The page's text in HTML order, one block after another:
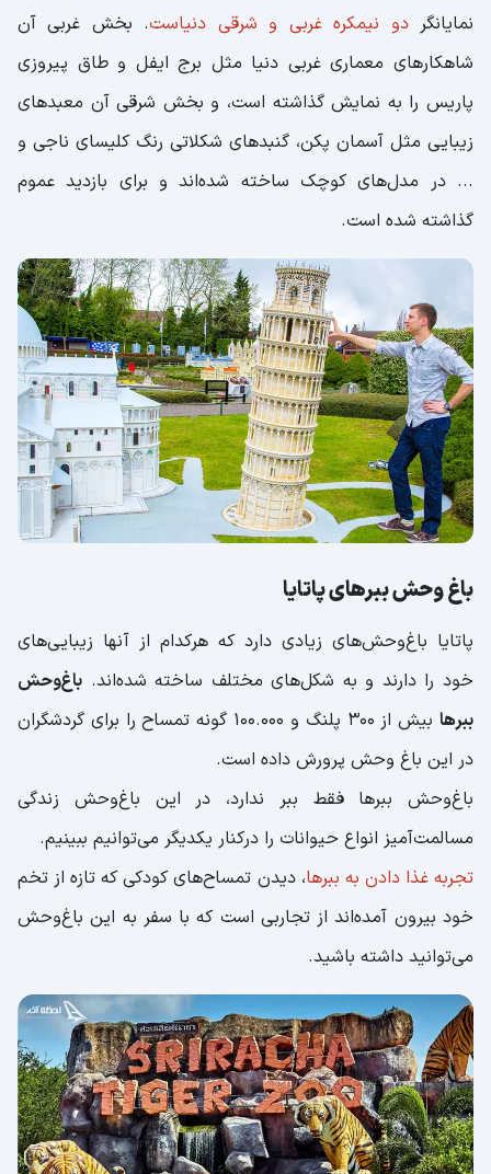
نمایانگردو نیمکره غربی و شرقی دنیاست. بخش غربی آن
شاهکارهای معماری غربی دنیا مثل برج ایفل و طاق پیروزی
پاریس را به نمایش گذاشته است، و بخش شرقی آن معبدهای
زیبایی مثل آسمان پکن، گنبدهای شکلاتی رنگ کلیسای ناجی و
... در مدل‌های کوچک ساخته شده‌اند و برای بازدید عموم
گذاشته شده‌ است.
باغ‌ وحش ببرهای پاتایا
پاتایا باغ‌وحش‌های زیادی دارد که هرکدام از آنها زیبایی‌های
خود را دارند و به شکل‌های مختلف ساخته شده‌اند. باغ‌وحش
ببرها
بیش از 300 پلنگ و 100.000 گونه تمساح را برای گردشگران
در این باغ وحش پرورش داده است.
باغ‌وحش ببرها فقط ببر ندارد، در این باغ‌وحش زندگی
مسالمت‌آمیز انواع حیوانات را درکنار یکدیگر می‌توانیم ببینیم.
تجربه غذا دادن به ببرها، دیدن تمساح‌های کودکی که تازه از تخم
خود بیرون آمده‌اند از تجاربی است که با سفر به این باغ‌وحش
می‌توانید داشته باشید.